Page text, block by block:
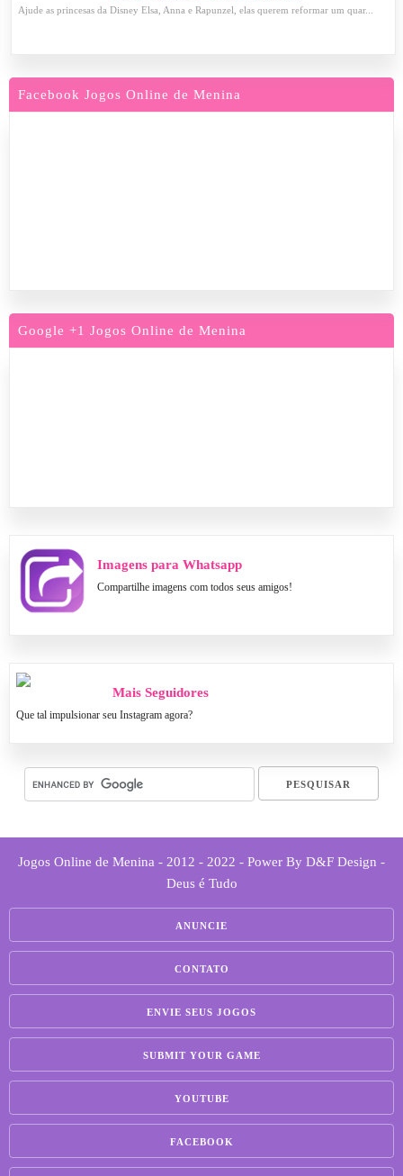
Ajude as princesas da Disney Elsa, Anna e Rapunzel, elas querem reformar um quar...
Facebook Jogos Online de Menina
Google +1 Jogos Online de Menina
Imagens para Whatsapp
Compartilhe imagens com todos seus amigos!
Mais Seguidores
Que tal impulsionar seu Instagram agora?
Jogos Online de Menina - 2012 - 2022 - Power By D&F Design -
Deus é Tudo
ANUNCIE
CONTATO
ENVIE SEUS JOGOS
SUBMIT YOUR GAME
YOUTUBE
FACEBOOK